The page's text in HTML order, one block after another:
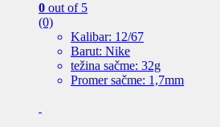
0 out of 5
(0)
Kalibar: 12/67
Barut: Nike
težina sačme: 32g
Promer sačme: 1,7mm